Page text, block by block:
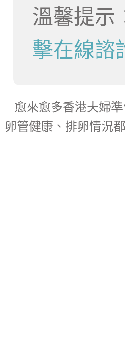
溫馨提示
擊在線諮
愈來愈多香港夫婦
卵管健康、排卵情況